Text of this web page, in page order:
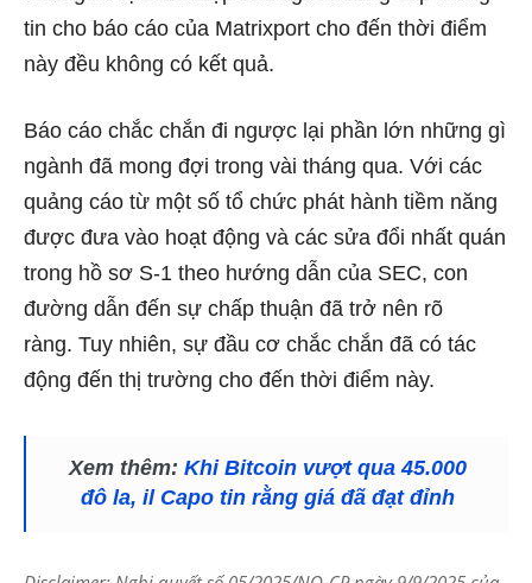
tin cho báo cáo của Matrixport cho đến thời điểm
này đều không có kết quả.
Báo cáo chắc chắn đi ngược lại phần lớn những gì
ngành đã mong đợi trong vài tháng qua. Với các
quảng cáo từ một số tổ chức phát hành tiềm năng
được đưa vào hoạt động và các sửa đổi nhất quán
trong hồ sơ S-1 theo hướng dẫn của SEC, con
đường dẫn đến sự chấp thuận đã trở nên rõ
ràng. Tuy nhiên, sự đầu cơ chắc chắn đã có tác
động đến thị trường cho đến thời điểm này.
Xem thêm: Khi Bitcoin vượt qua 45.000
đô la, il Capo tin rằng giá đã đạt đỉnh